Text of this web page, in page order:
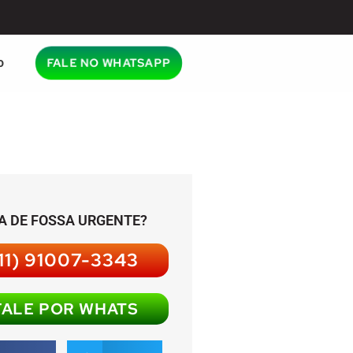
FALE NO WHATSAPP
DE FOSSA URGENTE?
91007-3343
POR WHATS